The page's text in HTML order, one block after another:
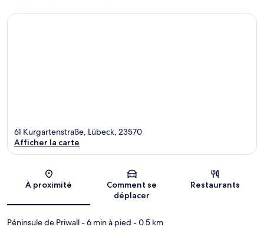
Carte
61 Kurgartenstraße, Lübeck, 23570
Afficher la carte
À proximité
Comment se
déplacer
Restaurants
Péninsule de Priwall- 6 min à pied - 0.5 km